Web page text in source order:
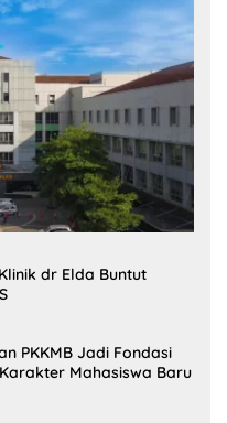
dr Elda Buntut
PKKMB Jadi Fondasi
Mahasiswa Baru